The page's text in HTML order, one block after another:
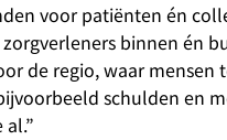
voor patiënten én
binnen én
de regio, waar
schulden en